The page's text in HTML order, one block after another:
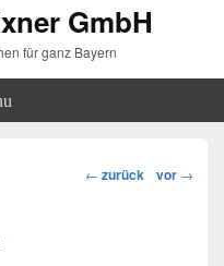
GmbH
für ganz Bayern
Beitragsnavigation
← zurück vor →